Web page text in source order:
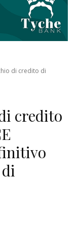
di credito di
credito